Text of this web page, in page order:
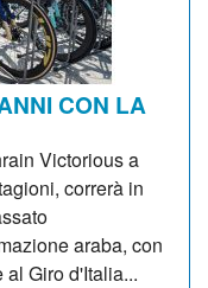
CON LA
Victorious a
correrà in
araba, con
Giro d'Italia...